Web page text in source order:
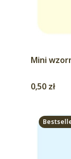
Mini
Cena
0,50 zł